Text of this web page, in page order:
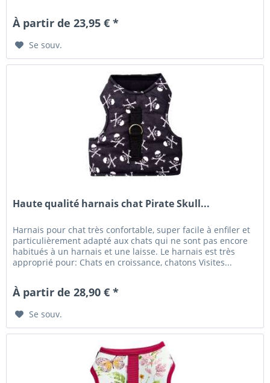
À partir de 23,95 € *
Se souv.
Haute qualité harnais chat Pirate Skull...
Harnais pour chat très confortable, super facile à enfiler et
particulièrement adapté aux chats qui ne sont pas encore
habitués à un harnais et une laisse. Le harnais est très
approprié pour: Chats en croissance, chatons Visites...
À partir de 28,90 € *
Se souv.